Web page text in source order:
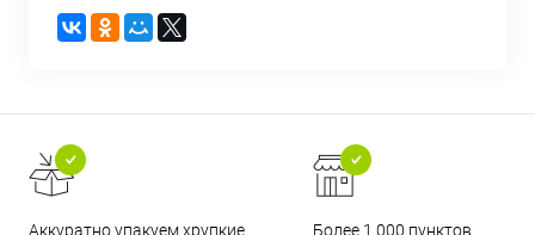
Аккуратно упакуем хрупкие
Более 1 000 пунктов